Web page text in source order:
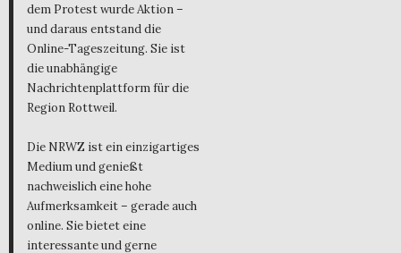
dem Protest wurde Aktion –
und daraus entstand die
Online-Tageszeitung. Sie ist
die unabhängige
Nachrichtenplattform für die
Region Rottweil.
Die NRWZ ist ein einzigartiges
Medium und genießt
nachweislich eine hohe
Aufmerksamkeit – gerade auch
online. Sie bietet eine
interessante und gerne